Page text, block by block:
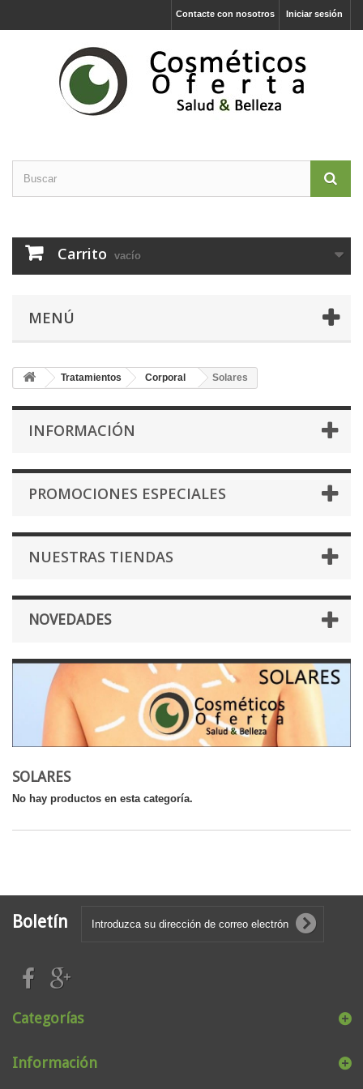
Iniciar sesión
Contacte con nosotros
Carrito vacío
MENÚ
Tratamientos Corporal Solares
INFORMACIÓN
PROMOCIONES ESPECIALES
NUESTRAS TIENDAS
NOVEDADES
SOLARES
No hay productos en esta categoría.
Boletín
Categorías
Información